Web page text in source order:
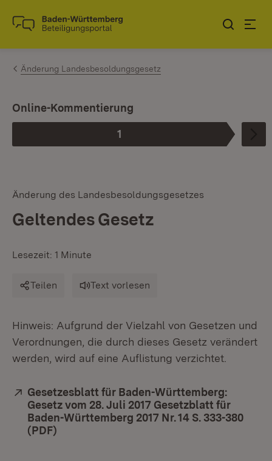
Zum Inhalt springen
Link zur Startseite
Änderung Landesbesoldungsgesetz
Phase
1
:
Online-Kommentierung
Änderung des Landesbesoldungsgesetzes
Geltendes Gesetz
Lesezeit: 1 Minute
Teilen Text vorlesen
Hinweis: Aufgrund der Vielzahl von Gesetzen und
Verordnungen, die durch dieses Gesetz verändert
werden, wird auf eine Auflistung verzichtet.
Extern:
Gesetzesblatt für Baden-Württemberg:
Gesetz vom 28. Juli 2017 Gesetzblatt für
Baden-Württemberg 2017 Nr. 14 S. 333-380
(PDF)